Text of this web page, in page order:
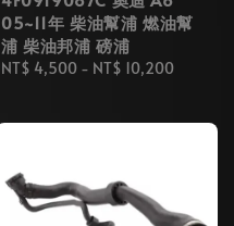
05~11年 柴油幫浦 燃油幫
浦 柴油邦浦 磅浦
Regular
NT$ 4,500 - NT$ 10,200